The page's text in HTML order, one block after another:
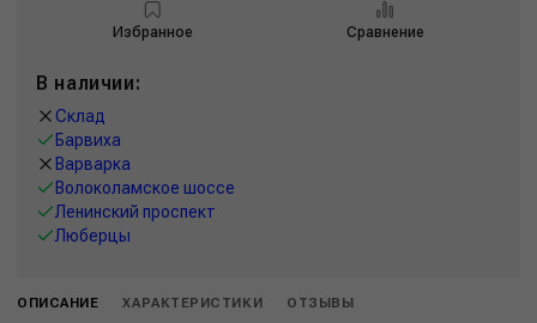
Избранное Сравнение
В наличии:
Склад
Барвиха
Варварка
Волоколамское шоссе
Ленинский проспект
Люберцы
ОПИСАНИЕ ХАРАКТЕРИСТИКИ ОТЗЫВЫ